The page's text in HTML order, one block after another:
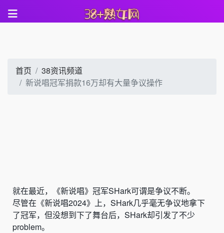
首页
38资讯频道
新说唱冠军捐款16万却有大量争议操作
就在最近，《新说唱》冠军SHark可谓是争议不断。
尽管在《新说唱2024》上， SHark几乎毫无争议地拿下
了冠军，但没想到下了舞台后，SHark却引发了不少
problem。